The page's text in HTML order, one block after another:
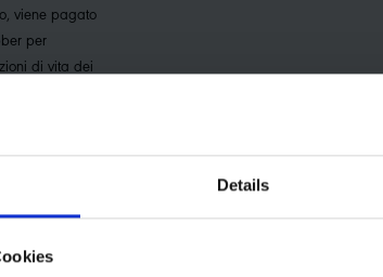
Details
viene pagato
per
di vita dei